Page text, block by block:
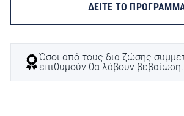
ΔΕΙΤΕ ΤΟ
Όσοι από τους δια ζώσης
επιθυμούν θα λάβουν βεβαίωση.